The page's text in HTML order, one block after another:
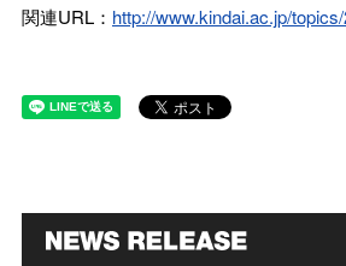
関連URL： http://www.kindai.ac.jp/